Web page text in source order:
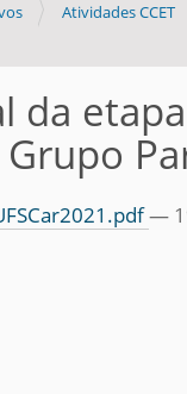
Atividades CCET
da
—